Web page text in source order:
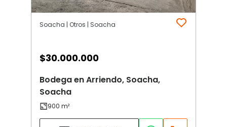
Soacha | Otros | Soacha
$30.000.000
Bodega en Arriendo, Soacha,
Soacha